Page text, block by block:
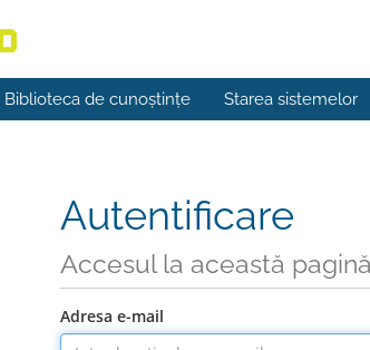
Biblioteca de cunoștințe Starea sistemelor
Autentificare
Accesul la această
Adresa e-mail